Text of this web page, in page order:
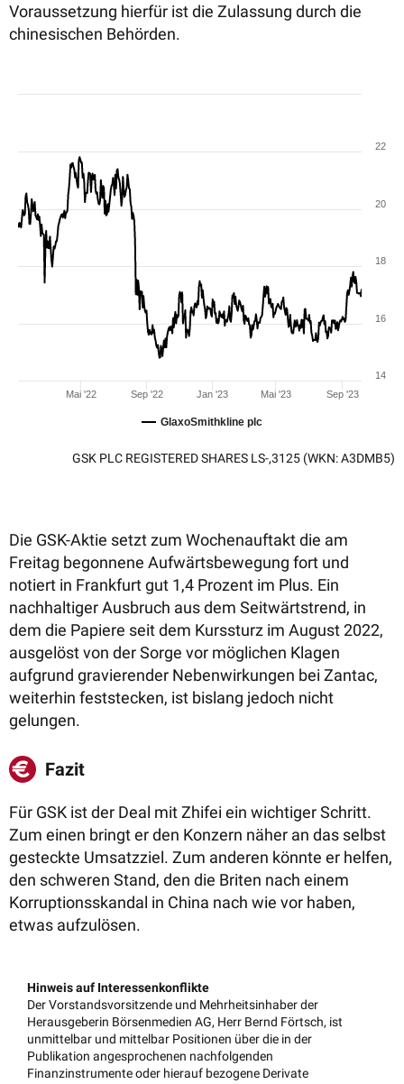
Voraussetzung hierfür ist die Zulassung durch die
chinesischen Behörden.
GlaxoSmithkline plc
Mai '22 Sep '22 Jan '23 Mai '23 Sep '23
14
16
18
20
22
GSK PLC REGISTERED SHARES LS-,3125 (WKN: A3DMB5)
Die GSK-Aktie setzt zum Wochenauftakt die am
Freitag begonnene Aufwärtsbewegung fort und
notiert in Frankfurt gut 1,4 Prozent im Plus. Ein
nachhaltiger Ausbruch aus dem Seitwärtstrend, in
dem die Papiere seit dem Kurssturz im August 2022,
ausgelöst von der Sorge vor möglichen Klagen
aufgrund gravierender Nebenwirkungen bei Zantac,
weiterhin feststecken, ist bislang jedoch nicht
gelungen.
Fazit
Für GSK ist der Deal mit Zhifei ein wichtiger Schritt.
Zum einen bringt er den Konzern näher an das selbst
gesteckte Umsatzziel. Zum anderen könnte er helfen,
den schweren Stand, den die Briten nach einem
Korruptionsskandal in China nach wie vor haben,
etwas aufzulösen.
Hinweis auf Interessenkonflikte
Der Vorstandsvorsitzende und Mehrheitsinhaber der
Herausgeberin Börsenmedien AG, Herr Bernd Förtsch, ist
unmittelbar und mittelbar Positionen über die in der
Publikation angesprochenen nachfolgenden
Finanzinstrumente oder hierauf bezogene Derivate